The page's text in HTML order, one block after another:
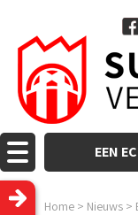
EEN
Home > Nieuws >